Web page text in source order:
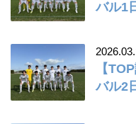
バル1
【
バル2